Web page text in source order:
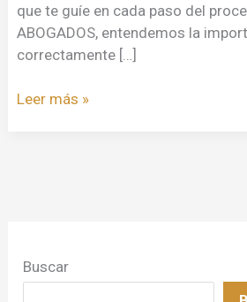
que te guíe en cada paso del
ABOGADOS, entendemos la
correctamente […]
Leer más »
Buscar